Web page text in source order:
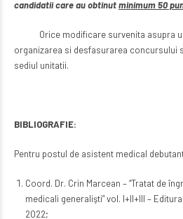
candidatii care au obtinutminimum 50
Orice modificare survenita asupra
organizarea si desfasurarea concursului
sediul unitatii.
BIBLIOGRAFIE:
Pentru postul de asistent medical
Coord. Dr. Crin Marcean – “Tratat de
medicali generalişti” vol. I+II+III –
2022;